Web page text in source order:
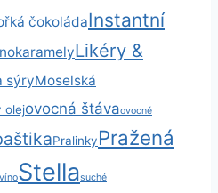
čokoládaInstantní
karamelyLikéry &
sýryMoselská
olejovocná štávaovocné
PralinkyPražená
Stellasuché